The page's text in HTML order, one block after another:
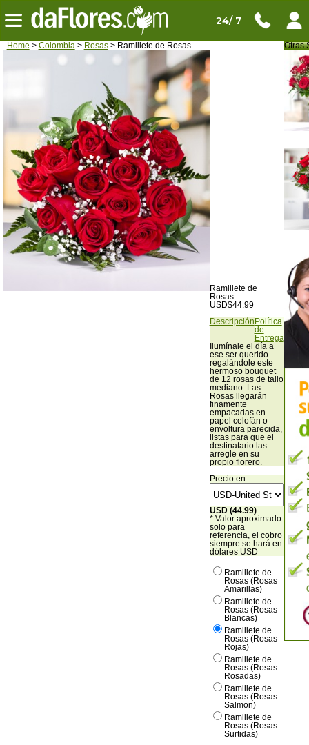
24/ 7
Home > Colombia> Rosas> Ramillete de Rosas
Ramillete de
Rosas -
USD$44.99
Descripción Política
de
Entrega
Ilumínale el día a
ese ser querido
regalándole este
hermoso bouquet
de 12 rosas de tallo
mediano. Las
Rosas llegarán
finamente
empacadas en
papel celofán o
envoltura parecida,
listas para que el
destinatario las
arregle en su
propio florero.
Precio en:
USD (44.99)
* Valor aproximado
solo para
referencia, el cobro
siempre se hará en
dólares USD
Ramillete de
Rosas (Rosas
Amarillas)
Ramillete de
Rosas (Rosas
Blancas)
Ramillete de
Rosas (Rosas
Rojas)
Ramillete de
Rosas (Rosas
Rosadas)
Ramillete de
Rosas (Rosas
Salmon)
Ramillete de
Rosas (Rosas
Surtidas)
Otras